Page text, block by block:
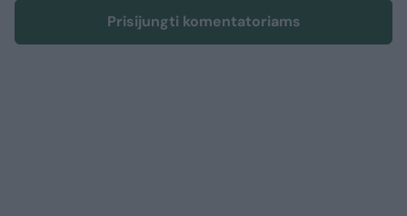
Prisijungti komentatoriams